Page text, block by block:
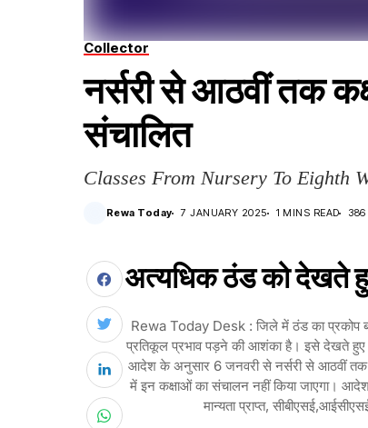
Collector
नर्सरी से आठवीं तक
संचालित
Classes From Nursery To Eighth
Rewa Today 7 JANUARY 2025 1 MINS READ 386
अत्यधिक ठंड को देखते
Rewa Today Desk : जिले में ठंड का प्रकोप
प्रतिकूल प्रभाव पड़ने की आशंका है। इसे देखते हुए
आदेश के अनुसार 6 जनवरी से नर्सरी से आठवीं तक
में इन कक्षाओं का संचालन नहीं किया जाएगा।
मान्यता प्राप्त,